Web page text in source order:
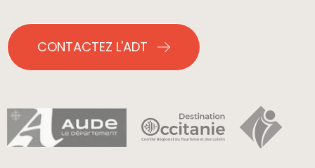
CONTACTEZ L'ADT